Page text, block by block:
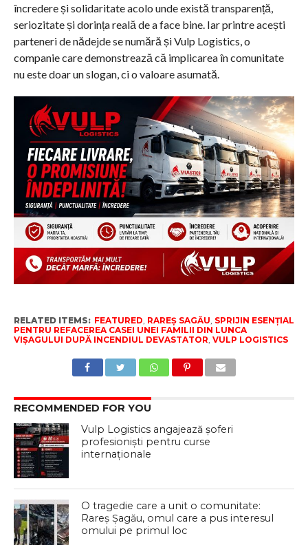
încredere și solidaritate acolo unde există transparență,
seriozitate și dorința reală de a face bine. Iar printre acești
parteneri de nădejde se numără și Vulp Logistics, o
companie care demonstrează că implicarea în comunitate
nu este doar un slogan, ci o valoare asumată.
RELATED ITEMS: FEATURED RAREȘ SAGĂU SPRIJIN ESENȚIAL
PENTRU REFACEREA CASEI UNEI FAMILII DIN LUNCA
VIȘAGULUI DUPĂ INCENDIUL DEVASTATOR VULP LOGISTICS
RECOMMENDED FOR YOU
Vulp Logistics angajează șoferi
profesioniști pentru curse
internaționale
O tragedie care a unit o comunitate:
Rareș Șagău, omul care a pus interesul
omului pe primul loc